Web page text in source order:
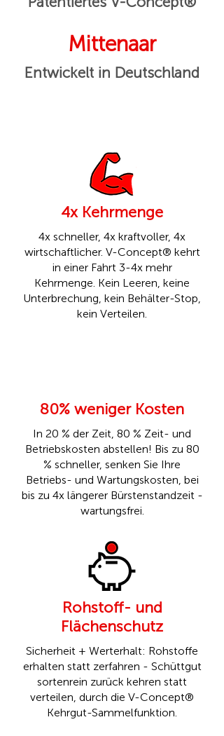
Mittenaar
Entwickelt in Deutschland
4x Kehrmenge
4x schneller, 4x kraftvoller, 4x
wirtschaftlicher. V-Concept® kehrt
in einer Fahrt 3-4x mehr
Kehrmenge. Kein Leeren, keine
Unterbrechung, kein Behälter-Stop,
kein Verteilen.
80% weniger Kosten
In 20 % der Zeit, 80 % Zeit- und
Betriebskosten abstellen! Bis zu 80
% schneller, senken Sie Ihre
Betriebs- und Wartungskosten, bei
bis zu 4x längerer Bürstenstandzeit -
wartungsfrei.
Rohstoff- und
Flächenschutz
Sicherheit + Werterhalt: Rohstoffe
erhalten statt zerfahren - Schüttgut
sortenrein zurück kehren statt
verteilen, durch die V-Concept®
Kehrgut-Sammelfunktion.